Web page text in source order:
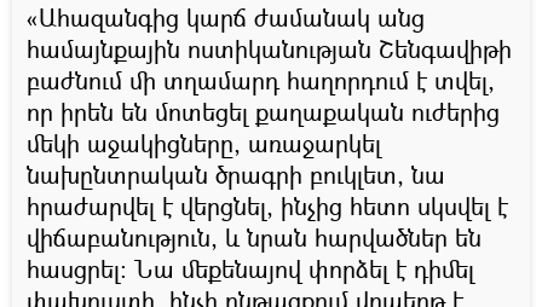
«Ահազանգից կարճ ժամանակ անց
համայնքային ոստիկանության Շենգավիթի
բաժնում մի տղամարդ հաղորդում է տվել,
որ իրեն են մոտեցել քաղաքական ուժերից
մեկի աջակիցները, առաջարկել
նախընտրական ծրագրի բուկլետ, նա
հրաժարվել է վերցնել, ինչից հետո սկսվել է
վիճաբանություն, և նրան հարվածներ են
հասցրել։ Նա մեքենայով փորձել է դիմել
փախուստի, ինչի ընթացքում վրաերթ է